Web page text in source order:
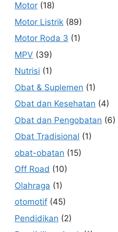
Motor (18)
Motor Listrik (89)
Motor Roda 3 (1)
MPV (39)
Nutrisi (1)
Obat & Suplemen (1)
Obat dan Kesehatan (4)
Obat dan Pengobatan (6)
Obat Tradisional (1)
obat-obatan (15)
Off Road (10)
Olahraga (1)
otomotif (45)
Pendidikan (2)